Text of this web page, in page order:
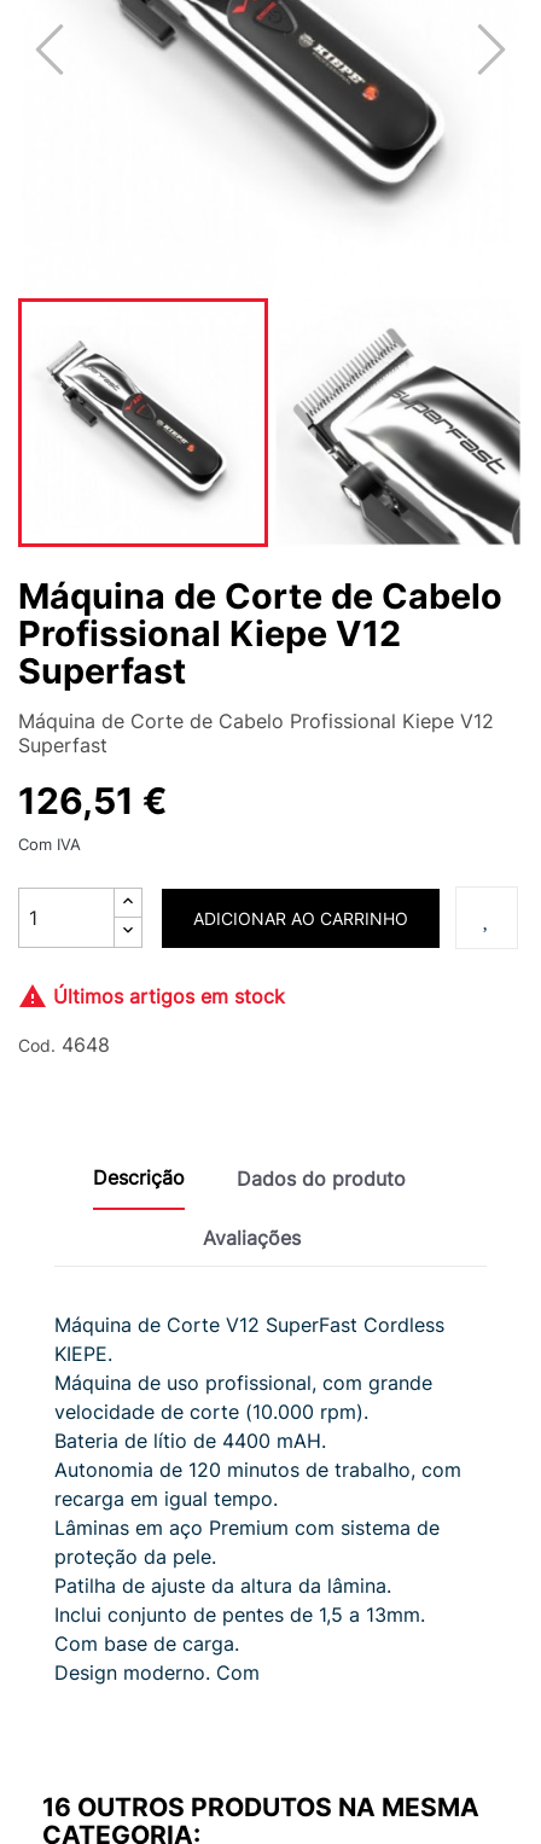
Máquina de Corte de Cabelo
Profissional Kiepe V12
Superfast
Máquina de Corte de Cabelo Profissional Kiepe V12
Superfast
126,51 €
Com IVA
ADICIONAR AO CARRINHO
 Últimos artigos em stock
Cod. 4648
Descrição Dados do produto
Avaliações
Máquina de Corte V12 SuperFast Cordless
KIEPE.
Máquina de uso profissional, com grande
velocidade de corte (10.000 rpm).
Bateria de lítio de 4400 mAH.
Autonomia de 120 minutos de trabalho, com
recarga em igual tempo.
Lâminas em aço Premium com sistema de
proteção da pele.
Patilha de ajuste da altura da lâmina.
Inclui conjunto de pentes de 1,5 a 13mm.
Com base de carga.
Design moderno. Com
16 OUTROS PRODUTOS NA MESMA
CATEGORIA: